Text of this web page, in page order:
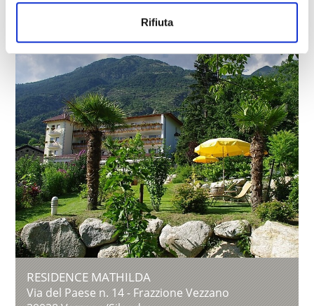
Rifiuta
RESIDENCE MATHILDA
Via del Paese n. 14 - Frazzione Vezzano